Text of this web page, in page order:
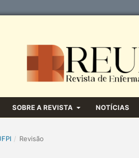
SOBRE A REVISTA NOTÍCIAS
/ Revisão